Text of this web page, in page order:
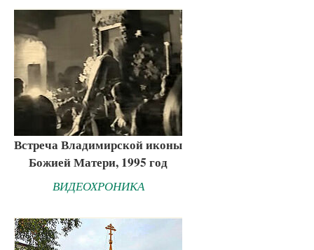
Встреча Владимирской иконы
Божией Матери, 1995 год
ВИДЕОХРОНИКА